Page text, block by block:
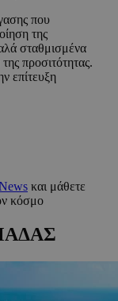
που
της
σταθμισμένα
προσιτότητας.
επίτευξη
και μάθετε
κόσμο